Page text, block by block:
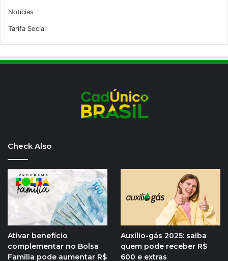
Notícias
Tarifa Social
Check Also
Ativar benefício
complementar no Bolsa
Família pode aumentar R$
Auxílio-gás 2025: saiba
quem pode receber R$
600 e extras